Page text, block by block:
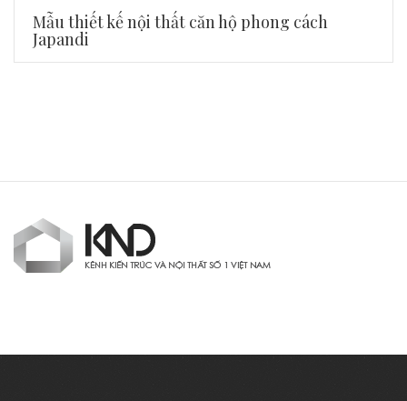
Mẫu thiết kế nội thất căn hộ phong cách
Japandi